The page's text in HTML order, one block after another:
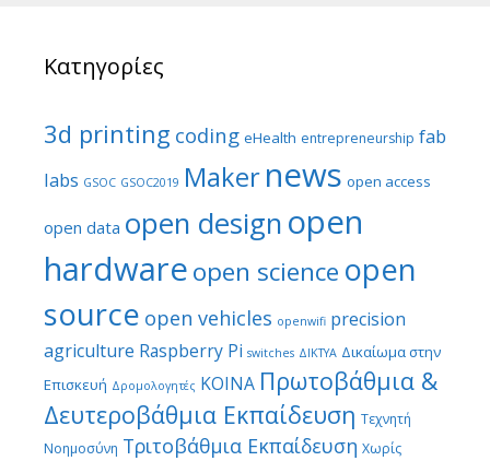
Κατηγορίες
3d printing coding eHealth entrepreneurship fab
labs GSOC GSOC2019 Makernews open access
open data open designopen
hardwareopen science open
source open vehicles openwifi precision
agriculture Raspberry Pi switches ΔΙΚΤΥΑ Δικαίωμα στην
Επισκευή Δρομολογητές ΚΟΙΝΑ Πρωτοβάθμια &
Δευτεροβάθμια Εκπαίδευση Τεχνητή
Νοημοσύνη Τριτοβάθμια Εκπαίδευση Χωρίς